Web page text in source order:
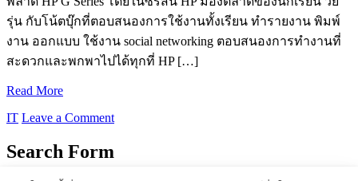
รุ่น กับโน้ตบุ๊กที่ตอบสนองการใช้งานทั้งเรียน ทำรายงาน พิมพ์
งาน ออกแบบ ใช้งาน social networking ตอบสนองการทำงานที่
สะดวกและพกพาไปได้ทุกที่ HP […]
Read More
IT Leave a Comment
Search Form